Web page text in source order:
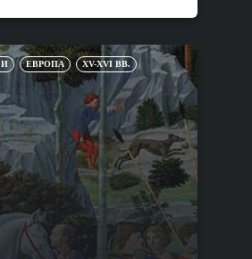
ЕВРОПА XV-XVI ВВ.